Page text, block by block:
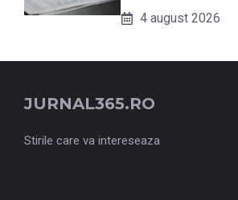
4 august 2026
JURNAL365.RO
Stirile care va intereseaza